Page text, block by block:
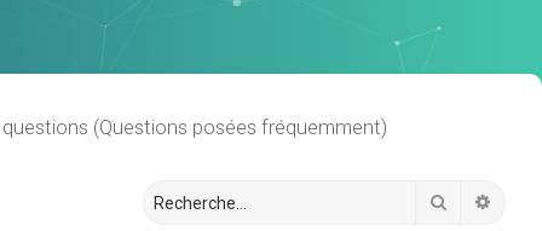
(Questions posées fréquemment)
Rechercher